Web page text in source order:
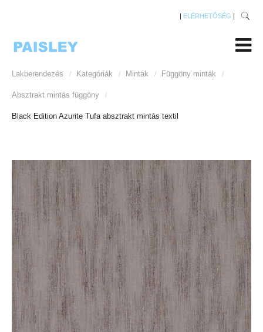
| ELÉRHETŐSÉG |
Lakberendezés / Kategóriák / Minták / Függöny minták /
Absztrakt mintás függöny /
Black Edition Azurite Tufa absztrakt mintás textil